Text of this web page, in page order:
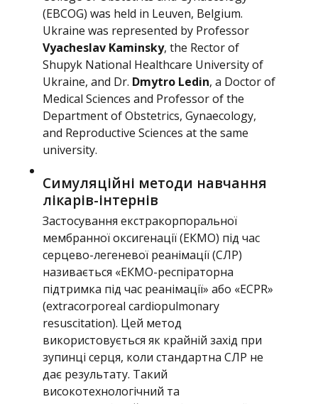
(EBCOG) was held in Leuven, Belgium.
Ukraine was represented by Professor
Vyacheslav Kaminsky, the Rector of
Shupyk National Healthcare University of
Ukraine, and Dr. Dmytro Ledin, a Doctor of
Medical Sciences and Professor of the
Department of Obstetrics, Gynaecology,
and Reproductive Sciences at the same
university.
Симуляційні методи навчання
лікарів-інтернів
Застосування екстракорпоральної
мембранної оксигенації (ЕКМО) під час
серцево-легеневої реанімації (СЛР)
називається «ЕКМО-респіраторна
підтримка під час реанімації» або «ECPR»
(extracorporeal cardiopulmonary
resuscitation). Цей метод
використовується як крайній захід при
зупинці серця, коли стандартна СЛР не
дає результату. Такий
високотехнологічний та